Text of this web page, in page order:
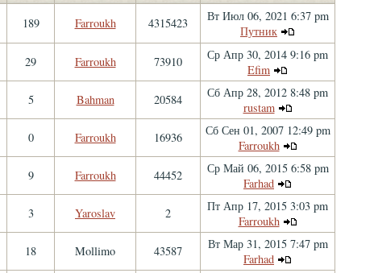
189 Farroukh 4315423
Вт Июл 06, 2021 6:37 pm
Путник
29 Farroukh 73910
Ср Апр 30, 2014 9:16 pm
Efim
5 Bahman 20584
Сб Апр 28, 2012 8:48 pm
rustam
0 Farroukh 16936
Сб Сен 01, 2007 12:49 pm
Farroukh
9 Farroukh 44452
Ср Май 06, 2015 6:58 pm
Farhad
3 Yaroslav 2
Пт Апр 17, 2015 3:03 pm
Farroukh
18 Mollimo 43587
Вт Мар 31, 2015 7:47 pm
Farhad